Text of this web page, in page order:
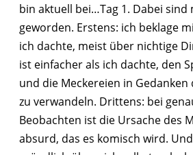
bin aktuell bei…Tag 1. Dabei sind
geworden. Erstens: ich beklage
ich dachte, meist über nichtige
ist einfacher als ich dachte, den
und die Meckereien in
zu verwandeln. Drittens: bei
Beobachten ist die Ursache des
absurd, das es komisch wird.